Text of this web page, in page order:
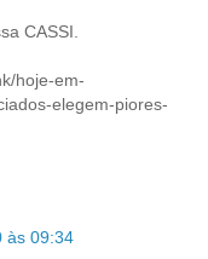
CASSI.
hoje-em-
elegem-piores-
às 09:34